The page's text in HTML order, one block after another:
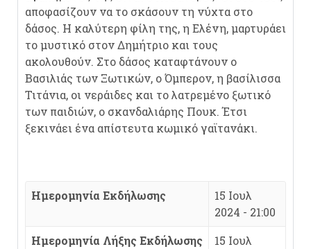
αποφασίζουν να το σκάσουν τη νύχτα στο
δάσος. Η καλύτερη φίλη της, η Ελένη, μαρτυράει
το μυστικό στον Δημήτριο και τους
ακολουθούν. Στο δάσος καταφτάνουν ο
Βασιλιάς των Ξωτικών, ο Όμπερον, η βασίλισσα
Τιτάνια, οι νεράιδες και το λατρεμένο ξωτικό
των παιδιών, ο σκανδαλιάρης Πουκ. Έτσι
ξεκινάει ένα απίστευτα κωμικό γαϊτανάκι.
Ημερομηνία Εκδήλωσης
15 Ιουλ
2024 - 21:00
Ημερομηνία Λήξης Εκδήλωσης
15 Ιουλ